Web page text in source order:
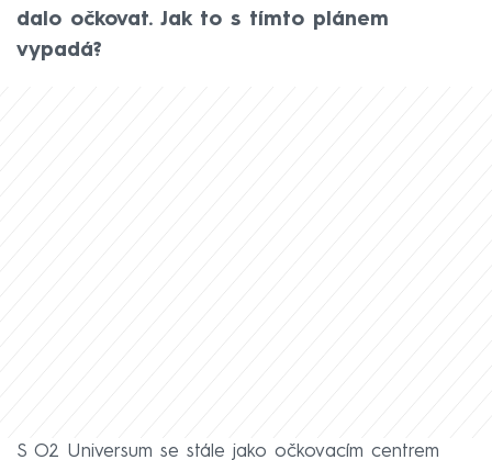
dalo očkovat. Jak to s tímto plánem
vypadá?
S O2 Universum se stále jako očkovacím centrem